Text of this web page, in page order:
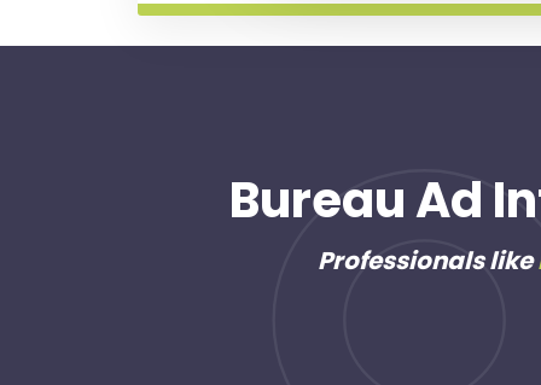
Bureau Ad
Professionals like